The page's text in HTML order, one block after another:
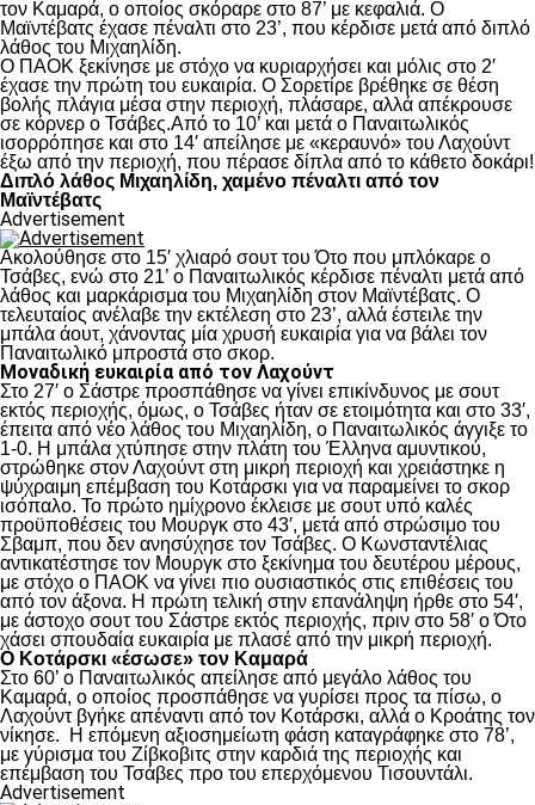
τον Καμαρά, ο οποίος σκόραρε στο 87’ με κεφαλιά. Ο
Μαϊντέβατς έχασε πέναλτι στο 23’, που κέρδισε μετά από διπλό
λάθος του Μιχαηλίδη.
Ο ΠΑΟΚ ξεκίνησε με στόχο να κυριαρχήσει και μόλις στο 2′
έχασε την πρώτη του ευκαιρία. Ο Σορετίρε βρέθηκε σε θέση
βολής πλάγια μέσα στην περιοχή, πλάσαρε, αλλά απέκρουσε
σε κόρνερ ο Τσάβες.Από το 10’ και μετά ο Παναιτωλικός
ισορρόπησε και στο 14′ απείλησε με «κεραυνό» του Λαχούντ
έξω από την περιοχή, που πέρασε δίπλα από το κάθετο δοκάρι!
Διπλό λάθος Μιχαηλίδη, χαμένο πέναλτι από τον
Μαϊντέβατς
Advertisement
Ακολούθησε στο 15′ χλιαρό σουτ του Ότο που μπλόκαρε ο
Τσάβες, ενώ στο 21’ ο Παναιτωλικός κέρδισε πέναλτι μετά από
λάθος και μαρκάρισμα του Μιχαηλίδη στον Μαϊντέβατς. Ο
τελευταίος ανέλαβε την εκτέλεση στο 23’, αλλά έστειλε την
μπάλα άουτ, χάνοντας μία χρυσή ευκαιρία για να βάλει τον
Παναιτωλικό μπροστά στο σκορ.
Μοναδική ευκαιρία από τον Λαχούντ
Στο 27′ ο Σάστρε προσπάθησε να γίνει επικίνδυνος με σουτ
εκτός περιοχής, όμως, ο Τσάβες ήταν σε ετοιμότητα και στο 33′,
έπειτα από νέο λάθος του Μιχαηλίδη, ο Παναιτωλικός άγγιξε το
1-0. Η μπάλα χτύπησε στην πλάτη του Έλληνα αμυντικού,
στρώθηκε στον Λαχούντ στη μικρή περιοχή και χρειάστηκε η
ψύχραιμη επέμβαση του Κοτάρσκι για να παραμείνει το σκορ
ισόπαλο. Το πρώτο ημίχρονο έκλεισε με σουτ υπό καλές
προϋποθέσεις του Μουργκ στο 43′, μετά από στρώσιμο του
Σβαμπ, που δεν ανησύχησε τον Τσάβες. Ο Κωνσταντέλιας
αντικατέστησε τον Μουργκ στο ξεκίνημα του δευτέρου μέρους,
με στόχο ο ΠΑΟΚ να γίνει πιο ουσιαστικός στις επιθέσεις του
από τον άξονα. Η πρώτη τελική στην επανάληψη ήρθε στο 54′,
με άστοχο σουτ του Σάστρε εκτός περιοχής, πριν στο 58′ ο Ότο
χάσει σπουδαία ευκαιρία με πλασέ από την μικρή περιοχή.
Ο Κοτάρσκι «έσωσε» τον Καμαρά
Στο 60’ ο Παναιτωλικός απείλησε από μεγάλο λάθος του
Καμαρά, ο οποίος προσπάθησε να γυρίσει προς τα πίσω, ο
Λαχούντ βγήκε απέναντι από τον Κοτάρσκι, αλλά ο Κροάτης τον
νίκησε. Η επόμενη αξιοσημείωτη φάση καταγράφηκε στο 78’,
με γύρισμα του Ζίβκοβιτς στην καρδιά της περιοχής και
επέμβαση του Τσάβες προ του επερχόμενου Τισουντάλι.
Advertisement